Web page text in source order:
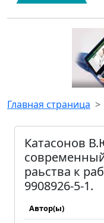
Главная страница
Катасонов
раьства к
9908926-5-1.
Автор(ы)